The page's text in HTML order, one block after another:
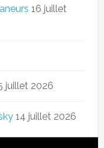
16 juillet
juillet 2026
14 juillet 2026